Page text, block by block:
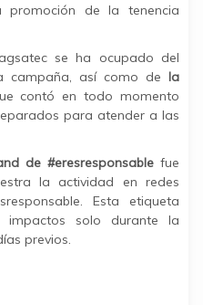
promoción de la tenencia
se ha ocupado del
campaña, así como de la
contó en todo momento
para atender a las
de #eresresponsablefue
la actividad en redes
Esta etiqueta
impactos solo durante la
previos.